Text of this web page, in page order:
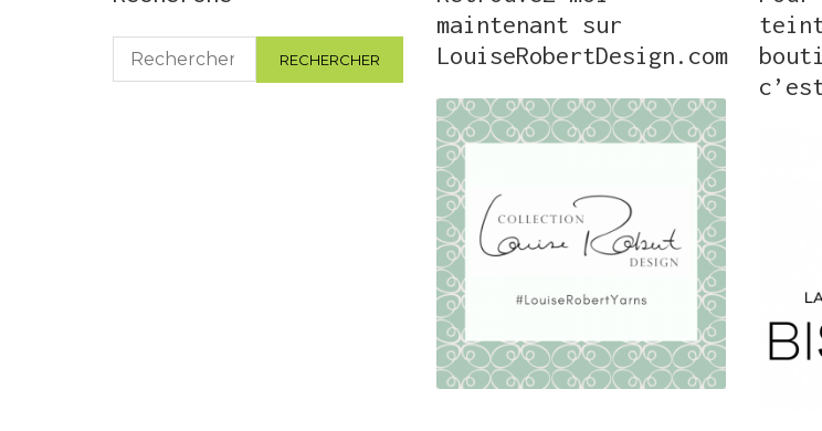
Rechercher :
maintenant sur
LouiseRobertDesign.com